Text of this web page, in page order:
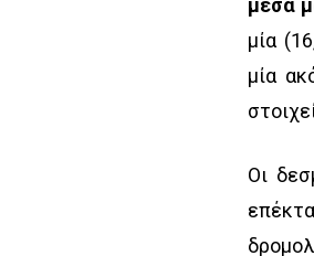
μέσα
μία
μία
Οι